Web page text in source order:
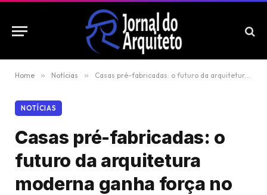
Home » Notícias » Casas pré-fabricadas: o futuro da arquitetura moderna ganha força no Brasil
NOTÍCIAS
Casas pré-fabricadas: o
futuro da arquitetura
moderna ganha força no